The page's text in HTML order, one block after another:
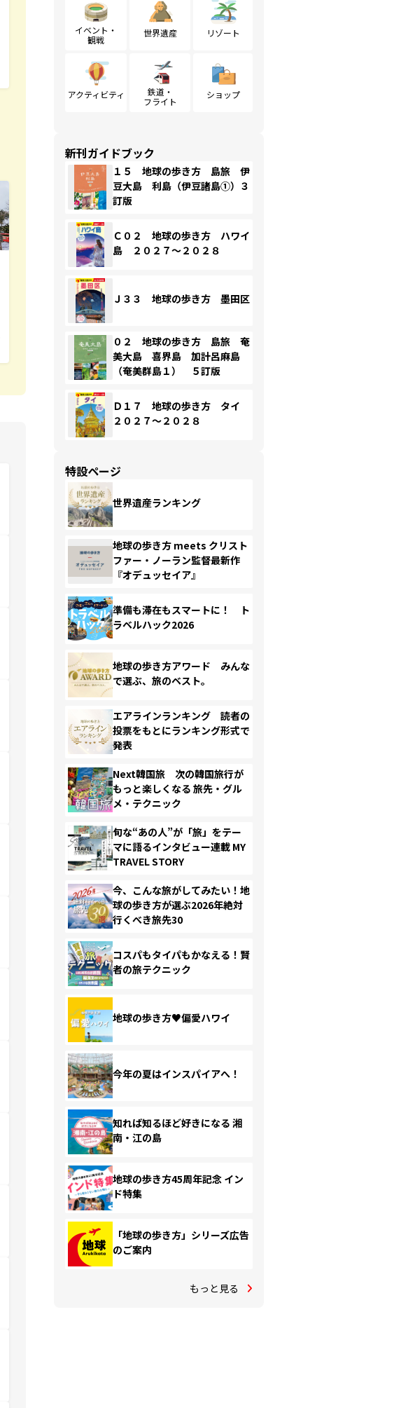
イベント・
観戦
世界遺産 リゾート
アクティビティ
鉄道・
フライト
ショップ
新刊ガイドブック
１５ 地球の歩き方 島旅 伊
豆大島 利島（伊豆諸島①）３
訂版
Ｃ０２ 地球の歩き方 ハワイ
島 ２０２７～２０２８
Ｊ３３ 地球の歩き方 墨田区
０２ 地球の歩き方 島旅 奄
美大島 喜界島 加計呂麻島
（奄美群島１） ５訂版
Ｄ１７ 地球の歩き方 タイ
２０２７～２０２８
特設ページ
世界遺産ランキング
地球の歩き方 meets クリスト
ファー・ノーラン監督最新作
『オデュッセイア』
準備も滞在もスマートに！ ト
ラベルハック2026
地球の歩き方アワード みんな
で選ぶ、旅のベスト。
エアラインランキング 読者の
投票をもとにランキング形式で
発表
Next韓国旅 次の韓国旅行が
もっと楽しくなる 旅先・グル
メ・テクニック
旬な“あの人”が「旅」をテー
マに語るインタビュー連載 MY
TRAVEL STORY
今、こんな旅がしてみたい！地
球の歩き方が選ぶ2026年絶対
行くべき旅先30
コスパもタイパもかなえる！賢
者の旅テクニック
地球の歩き方♥偏愛ハワイ
今年の夏はインスパイアへ！
知れば知るほど好きになる 湘
南・江の島
地球の歩き方45周年記念 イン
ド特集
「地球の歩き方」シリーズ広告
のご案内
もっと見る